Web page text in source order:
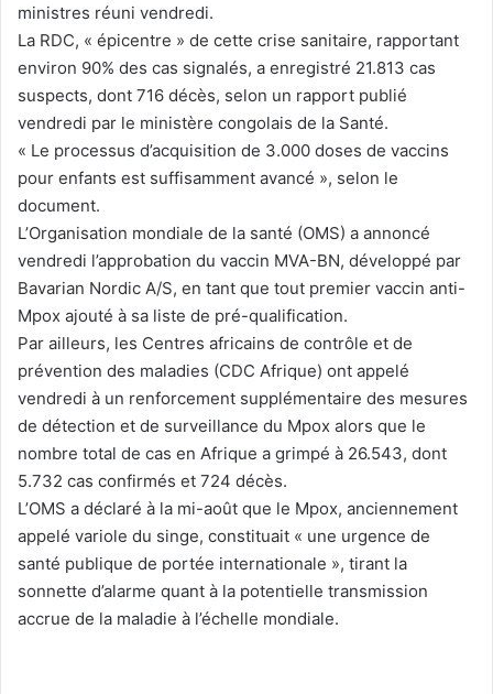
ministres réuni vendredi.
La RDC, « épicentre » de cette crise sanitaire, rapportant
environ 90% des cas signalés, a enregistré 21.813 cas
suspects, dont 716 décès, selon un rapport publié
vendredi par le ministère congolais de la Santé.
« Le processus d’acquisition de 3.000 doses de vaccins
pour enfants est suffisamment avancé », selon le
document.
L’Organisation mondiale de la santé (OMS) a annoncé
vendredi l’approbation du vaccin MVA-BN, développé par
Bavarian Nordic A/S, en tant que tout premier vaccin anti-
Mpox ajouté à sa liste de pré-qualification.
Par ailleurs, les Centres africains de contrôle et de
prévention des maladies (CDC Afrique) ont appelé
vendredi à un renforcement supplémentaire des mesures
de détection et de surveillance du Mpox alors que le
nombre total de cas en Afrique a grimpé à 26.543, dont
5.732 cas confirmés et 724 décès.
L’OMS a déclaré à la mi-août que le Mpox, anciennement
appelé variole du singe, constituait « une urgence de
santé publique de portée internationale », tirant la
sonnette d’alarme quant à la potentielle transmission
accrue de la maladie à l’échelle mondiale.